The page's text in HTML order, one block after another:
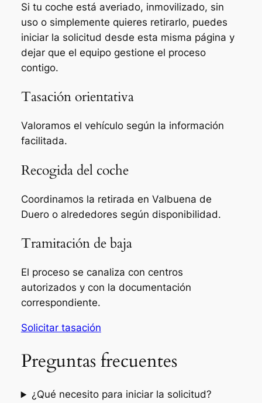
Si tu coche está averiado, inmovilizado, sin
uso o simplemente quieres retirarlo, puedes
iniciar la solicitud desde esta misma página y
dejar que el equipo gestione el proceso
contigo.
Tasación orientativa
Valoramos el vehículo según la información
facilitada.
Recogida del coche
Coordinamos la retirada en Valbuena de
Duero o alrededores según disponibilidad.
Tramitación de baja
El proceso se canaliza con centros
autorizados y con la documentación
correspondiente.
Solicitar tasación
Preguntas frecuentes
¿Qué necesito para iniciar la solicitud?